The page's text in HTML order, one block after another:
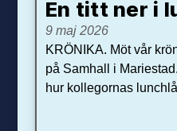
En titt ner i
9 maj 2026
KRÖNIKA. Möt vår
på Samhall i
hur kollegornas